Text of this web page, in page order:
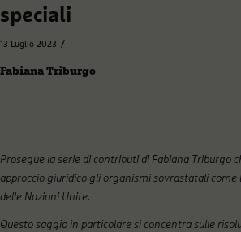
speciali
13 Luglio 2023 /
Fabiana Triburgo
Prosegue la serie di contributi di Fabiana Triburgo
approccio giuridico gli organismi sovrastatali come
delle Nazioni Unite.
Questo saggio in particolare si concentra sulle